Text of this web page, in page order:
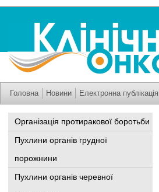
Головна Новини Електронна публікація
Організація протиракової боротьби
Пухлини органів грудної
порожнини
Пухлини органів черевної